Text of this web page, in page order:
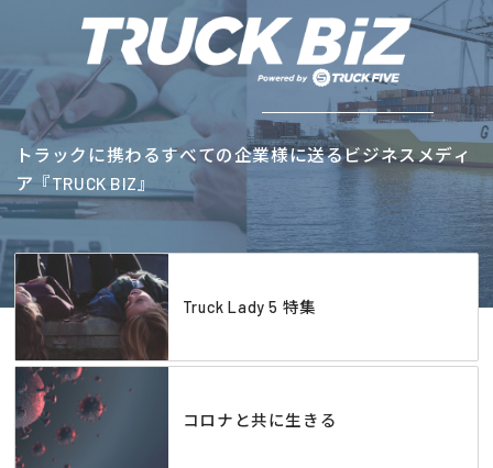
トラックに携わるすべての企業様に送るビジネスメディ
ア『TRUCK BIZ』
Truck Lady 5 特集
コロナと共に生きる